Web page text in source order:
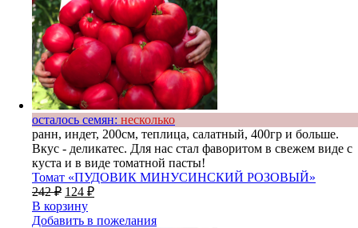
осталось семян: несколько
ранн, индет, 200см, теплица, салатный, 400гр и больше.
Вкус - деликатес. Для нас стал фаворитом в свежем виде с
куста и в виде томатной пасты!
Томат «ПУДОВИК МИНУСИНСКИЙ РОЗОВЫЙ»
242₽ 124 ₽
В корзину
Добавить в пожелания